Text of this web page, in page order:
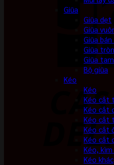
Giũa
Giũa dẹt
Giũa
Giũa
Giũa tròn
Giũa
Bộ giũa
Kéo
Kéo
Kéo cắt
Kéo cắt
Kéo cắt
Kéo cắt
Kéo cắt
Kéo,
Kéo khác